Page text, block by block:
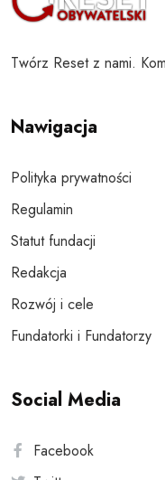
Twórz Reset z nami.
Nawigacja
Polityka prywatności
Regulamin
Statut fundacji
Redakcja
Rozwój i cele
Fundatorki i Fundatorzy
Social Media
Facebook